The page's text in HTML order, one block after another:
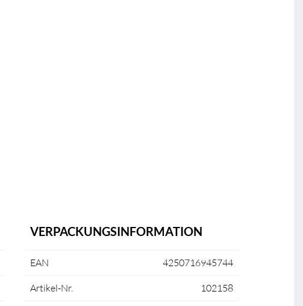
VERPACKUNGSINFORMATION
EAN 4250716945744
Artikel-Nr. 102158